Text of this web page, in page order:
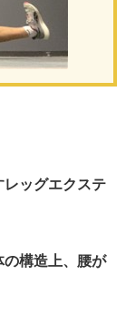
ッグエクステ
の構造上、腰が